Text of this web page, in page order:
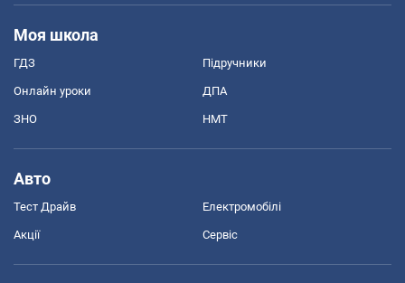
Моя школа
ГДЗ Підручники
Онлайн уроки ДПА
ЗНО НМТ
Авто
Тест Драйв Електромобілі
Акції Сервіс